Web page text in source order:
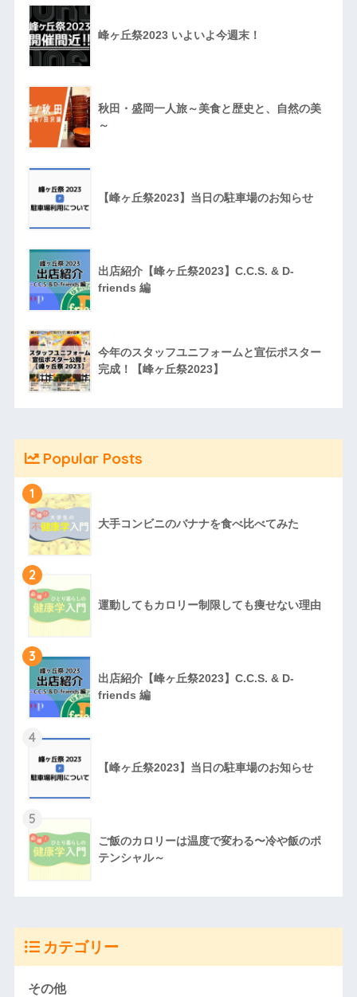
峰ヶ丘祭2023 いよいよ今週末！
秋田・盛岡一人旅～美食と歴史と、自然の美
～
【峰ヶ丘祭2023】当日の駐車場のお知らせ
出店紹介【峰ヶ丘祭2023】C.C.S. & D-
friends 編
今年のスタッフユニフォームと宣伝ポスター
完成！【峰ヶ丘祭2023】
Popular Posts
1
大手コンビニのバナナを食べ比べてみた
2
運動してもカロリー制限しても痩せない理由
3
出店紹介【峰ヶ丘祭2023】C.C.S. & D-
friends 編
4
【峰ヶ丘祭2023】当日の駐車場のお知らせ
5
ご飯のカロリーは温度で変わる〜冷や飯のポ
テンシャル～
カテゴリー
その他